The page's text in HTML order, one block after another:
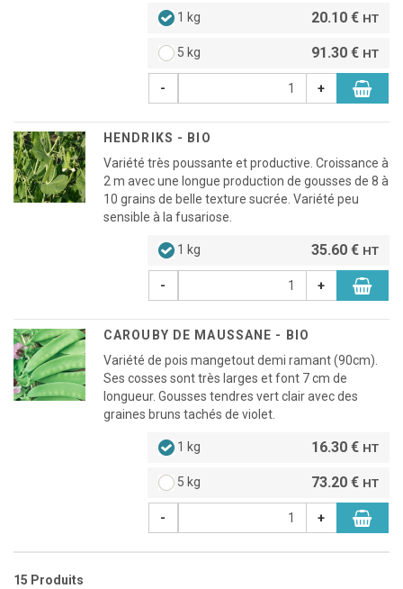
1 kg 20.10 € HT
5 kg 91.30 € HT
- +
HENDRIKS - BIO
Variété très poussante et productive. Croissance à
2 m avec une longue production de gousses de 8 à
10 grains de belle texture sucrée. Variété peu
sensible à la fusariose.
1 kg 35.60 € HT
- +
CAROUBY DE MAUSSANE - BIO
Variété de pois mangetout demi ramant (90cm).
Ses cosses sont très larges et font 7 cm de
longueur. Gousses tendres vert clair avec des
graines bruns tachés de violet.
1 kg 16.30 € HT
5 kg 73.20 € HT
- +
15 Produits